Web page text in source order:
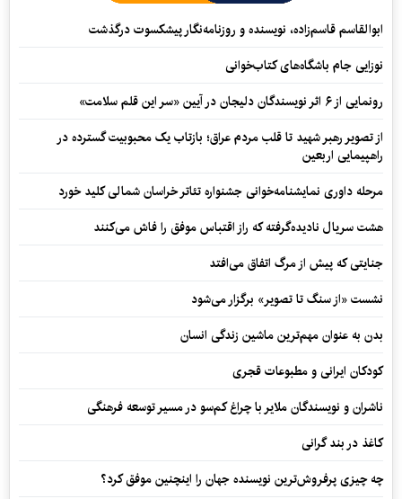
ابوالقاسم قاسم‌زاده، نویسنده و روزنامه‌نگار پیشکسوت درگذشت
نوزایی جام باشگاه‌های کتاب‌خوانی
رونمایی از ۶ اثر نویسندگان دلیجان در آیین «سر این قلم سلامت»
از تصویر رهبر شهید تا قلب مردم عراق؛ بازتاب یک محبوبیت گسترده در
راهپیمایی اربعین
مرحله داوری نمایشنامه‌خوانی جشنواره تئاتر خراسان شمالی کلید خورد
هشت سریال نادیده‌گرفته که راز اقتباس موفق را فاش می‌کنند
جنایتی که پیش از مرگ اتفاق می‌افتد
نشست «از سنگ تا تصویر» برگزار می‌شود
بدن به عنوان مهم‌ترین ماشین زندگی انسان
کودکان ایرانی و مطبوعات قجری
ناشران و نویسندگان ملایر با چراغ کم‌سو در مسیر توسعه فرهنگی
کاغذ در بند گرانی
چه چیزی پرفروش‌ترین نویسنده جهان را اینچنین موفق کرد؟